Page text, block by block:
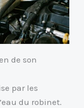
de son
par les
du robinet.